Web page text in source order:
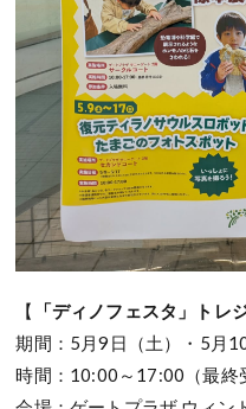
【 「ディノフェスタ」トレ
期間：5月9日（土）・5月10
時間：10:00～17:00（最